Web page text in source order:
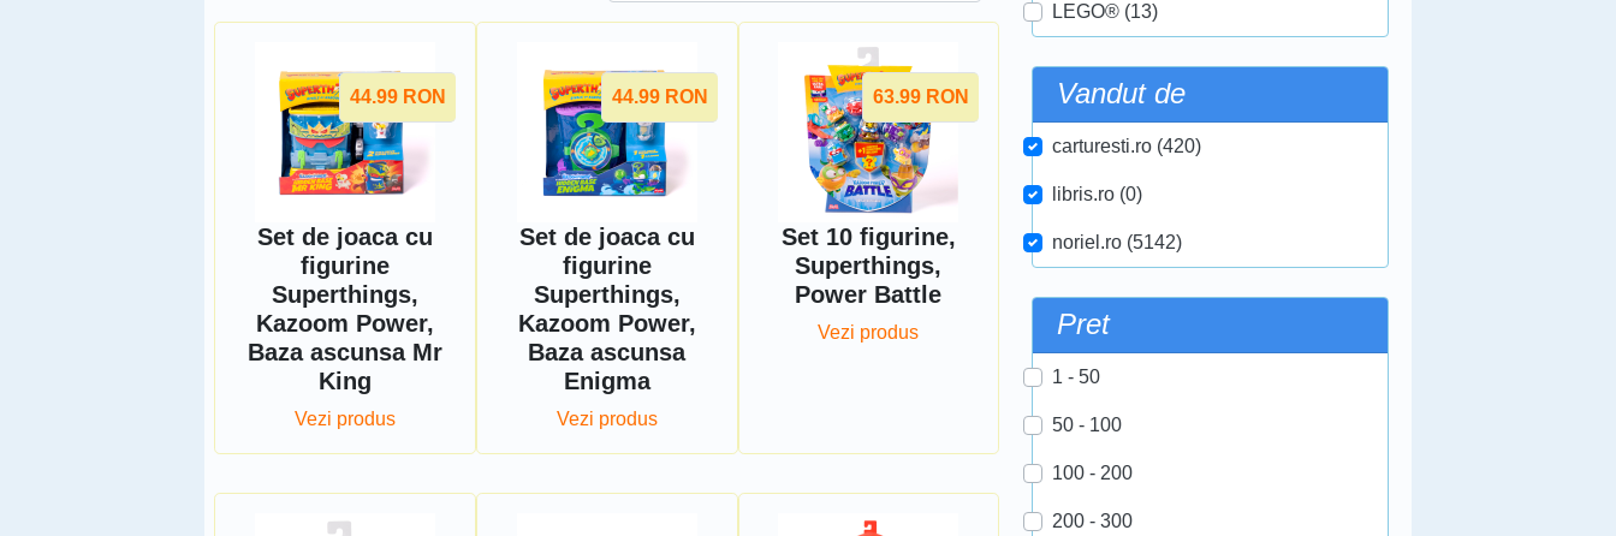
44.99 RON
Set de joaca cu
figurine
Superthings,
Kazoom Power,
Baza ascunsa Mr
King
Vezi produs
44.99 RON
Set de joaca cu
figurine
Superthings,
Kazoom Power,
Baza ascunsa
Enigma
Vezi produs
63.99 RON
Set 10 figurine,
Superthings,
Power Battle
Vezi produs
LEGO® (13)
Vandut de
carturesti.ro (420)
libris.ro (0)
noriel.ro (5142)
Pret
1 - 50
50 - 100
100 - 200
200 - 300